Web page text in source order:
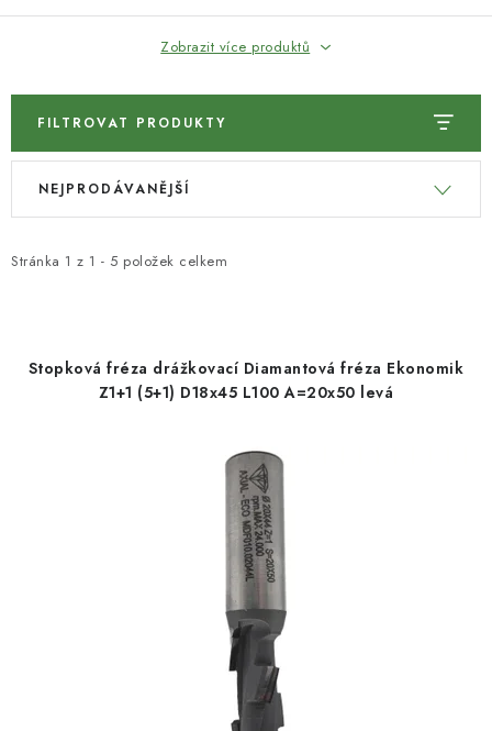
POTŘEBUJI DOBRÝ STROJ
KONTAKTY
Zobrazit více produktů
FILTROVAT PRODUKTY
V
i
Stránka 1 z 1 - 5 položek celkem
Ř
e
NEJPRODÁVANĚJŠÍ
Stopková fréza drážkovací Diamantová fréza Ekonomik
Z1+1 (5+1) D18x45 L100 A=20x50 levá